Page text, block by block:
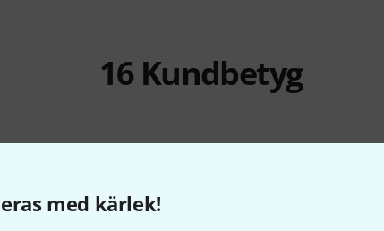
med kärlek!
16Kundbetyg
4.9/ 5